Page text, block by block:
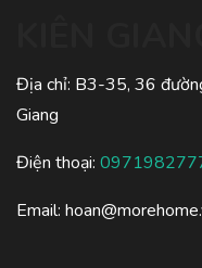
Địa chỉ: B3-35, 36
Giang
Điện thoại:
Email: